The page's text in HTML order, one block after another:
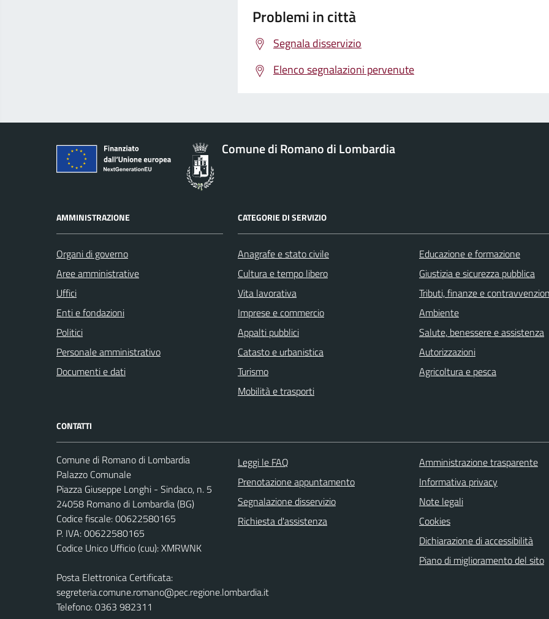
Problemi in città
Segnala disservizio
Elenco segnalazioni pervenute
Comune di Romano di Lombardia
AMMINISTRAZIONE
Organi di governo
Aree amministrative
Uffici
Enti e fondazioni
Politici
Personale amministrativo
Documenti e dati
CATEGORIE DI SERVIZIO
Anagrafe e stato civile
Cultura e tempo libero
Vita lavorativa
Imprese e commercio
Appalti pubblici
Catasto e urbanistica
Turismo
Mobilità e trasporti
Educazione e formazione
Giustizia e sicurezza pubblica
Tributi, finanze e
Ambiente
Salute, benessere e assistenza
Autorizzazioni
Agricoltura e pesca
CONTATTI
Comune di Romano di Lombardia
Palazzo Comunale
Piazza Giuseppe Longhi - Sindaco, n. 5
24058 Romano di Lombardia (BG)
Codice fiscale: 00622580165
P. IVA: 00622580165
Codice Unico Ufficio (cuu): XMRWNK
Posta Elettronica Certificata:
segreteria.comune.romano@pec.regione.lombardia.it
Telefono: 0363 982311
Leggi le FAQ
Prenotazione appuntamento
Segnalazione disservizio
Richiesta d'assistenza
Amministrazione trasparente
Informativa privacy
Note legali
Cookies
Dichiarazione di accessibilità
Piano di miglioramento del sito